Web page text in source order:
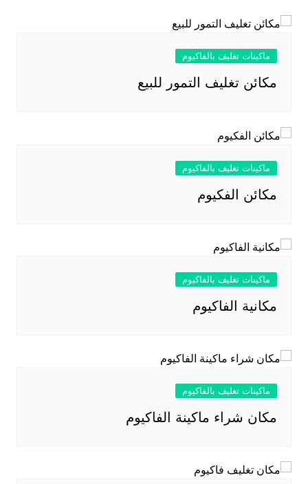
ماكينات تغليف بالفاكيوم
مكائن تغليف التمور للبيع
ماكينات تغليف بالفاكيوم
مكائن الفكيوم
ماكينات تغليف بالفاكيوم
مكانية الفاكيوم
ماكينات تغليف بالفاكيوم
مكان شراء ماكينة الفاكيوم